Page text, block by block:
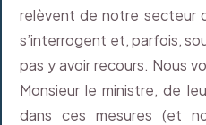
relèvent de notre secteur
s’interrogent et, parfois,
pas y avoir recours. Nous
Monsieur le ministre, de
dans ces mesures (et